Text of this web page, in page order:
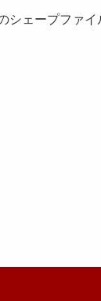
ェープファイ